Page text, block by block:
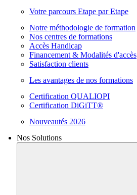
Votre parcours Etape par Etape
Notre méthodologie de formation
Nos centres de formations
Accès Handicap
Financement & Modalités d'accès
Satisfaction clients
Les avantages de nos formations
Certification QUALIOPI
Certification DiGiTT®
Nouveautés 2026
Nos Solutions